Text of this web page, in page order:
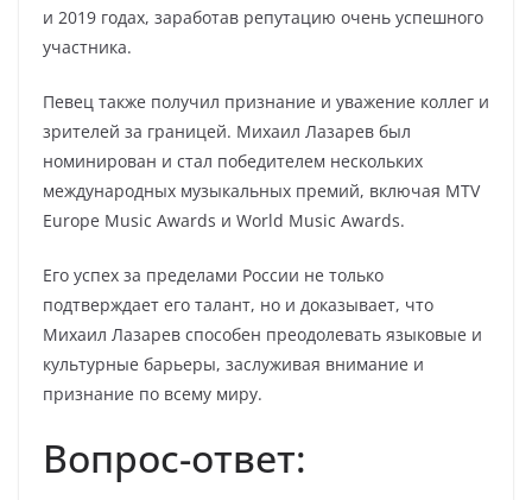
и 2019 годах, заработав репутацию очень успешного
участника.
Певец также получил признание и уважение коллег и
зрителей за границей. Михаил Лазарев был
номинирован и стал победителем нескольких
международных музыкальных премий, включая MTV
Europe Music Awards и World Music Awards.
Его успех за пределами России не только
подтверждает его талант, но и доказывает, что
Михаил Лазарев способен преодолевать языковые и
культурные барьеры, заслуживая внимание и
признание по всему миру.
Вопрос-ответ: